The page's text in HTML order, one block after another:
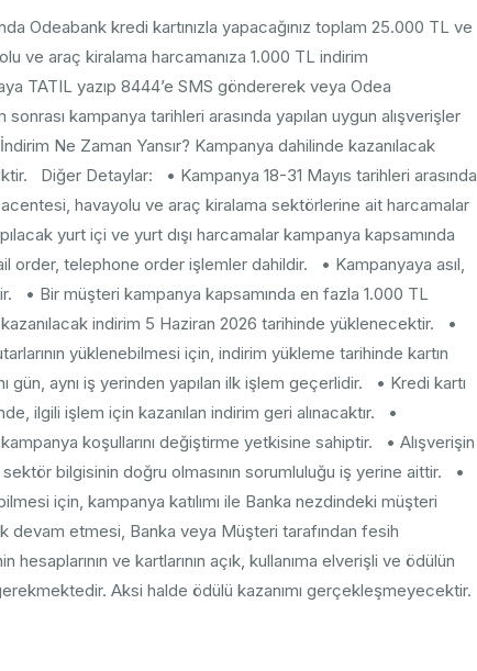
Odeabank kredi kartınızla yapacağınız toplam 25.000 TL ve
ve araç kiralama harcamanıza 1.000 TL indirim
TATIL yazıp 8444’e SMS göndererek veya Odea
sonrası kampanya tarihleri arasında yapılan uygun alışverişler
Ne Zaman Yansır? Kampanya dahilinde kazanılacak
Diğer Detaylar: • Kampanya 18-31 Mayıs tarihleri arasında
havayolu ve araç kiralama sektörlerine ait harcamalar
yurt içi ve yurt dışı harcamalar kampanya kapsamında
order, telephone order işlemler dahildir. • Kampanyaya asıl,
• Bir müşteri kampanya kapsamında en fazla 1.000 TL
indirim 5 Haziran 2026 tarihinde yüklenecektir. •
yüklenebilmesi için, indirim yükleme tarihinde kartın
gün, aynı iş yerinden yapılan ilk işlem geçerlidir. • Kredi kartı
ilgili işlem için kazanılan indirim geri alınacaktır. •
koşullarını değiştirme yetkisine sahiptir. • Alışverişin
bilgisinin doğru olmasının sorumluluğu iş yerine aittir. •
için, kampanya katılımı ile Banka nezdindeki müşteri
devam etmesi, Banka veya Müşteri tarafından fesih
ve kartlarının açık, kullanıma elverişli ve ödülün
Aksi halde ödülü kazanımı gerçekleşmeyecektir.